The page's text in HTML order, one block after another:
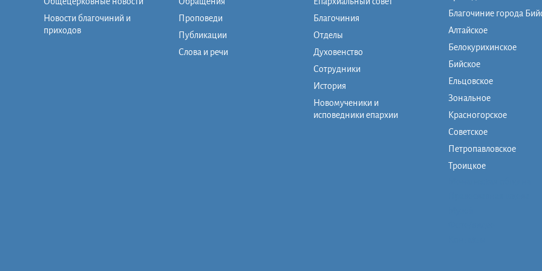
Новости благочиний и
приходов
Проповеди
Публикации
Слова и речи
Благочиния
Отделы
Духовенство
Сотрудники
История
Новомученики и
исповедники епархии
Благочиние города
Алтайское
Белокурихинское
Бийское
Ельцовское
Зональное
Красногорское
Советское
Петропавловское
Троицкое